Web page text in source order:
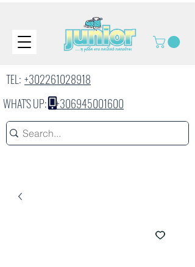
TEL: +302261028918
WHAT'S UP:+306945001600